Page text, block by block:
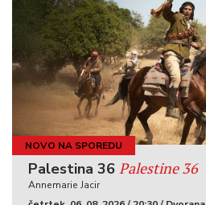
NOVO NA SPOREDU
Palestina 36 Palestine 36
Annemarie Jacir